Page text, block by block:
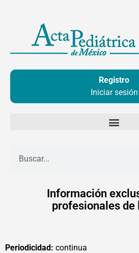
contenido
Registro
Iniciar sesión
Información
profesionales de
Periodicidad: continua